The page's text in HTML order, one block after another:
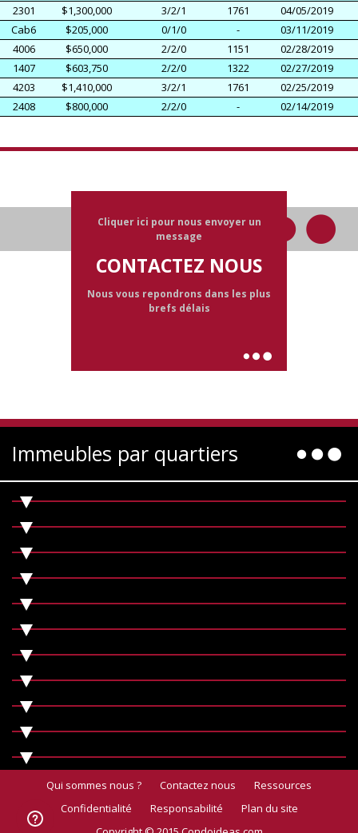
2301
$1,300,000 3/2/1 1761
04/05/2019
Cab6
$205,000 0/1/0 -
03/11/2019
4006
$650,000 2/2/0 1151
02/28/2019
1407
$603,750 2/2/0 1322
02/27/2019
4203
$1,410,000 3/2/1 1761
02/25/2019
2408
$800,000 2/2/0 - 02/14/2019
Cliquer ici pour nous envoyer un
message
CONTACTEZ NOUS
Nous vous repondrons dans les plus
brefs délais
Immeubles par quartiers
Qui sommes nous ? Contactez nous
Ressources
Confidentialité
Responsabilité
Plan du site